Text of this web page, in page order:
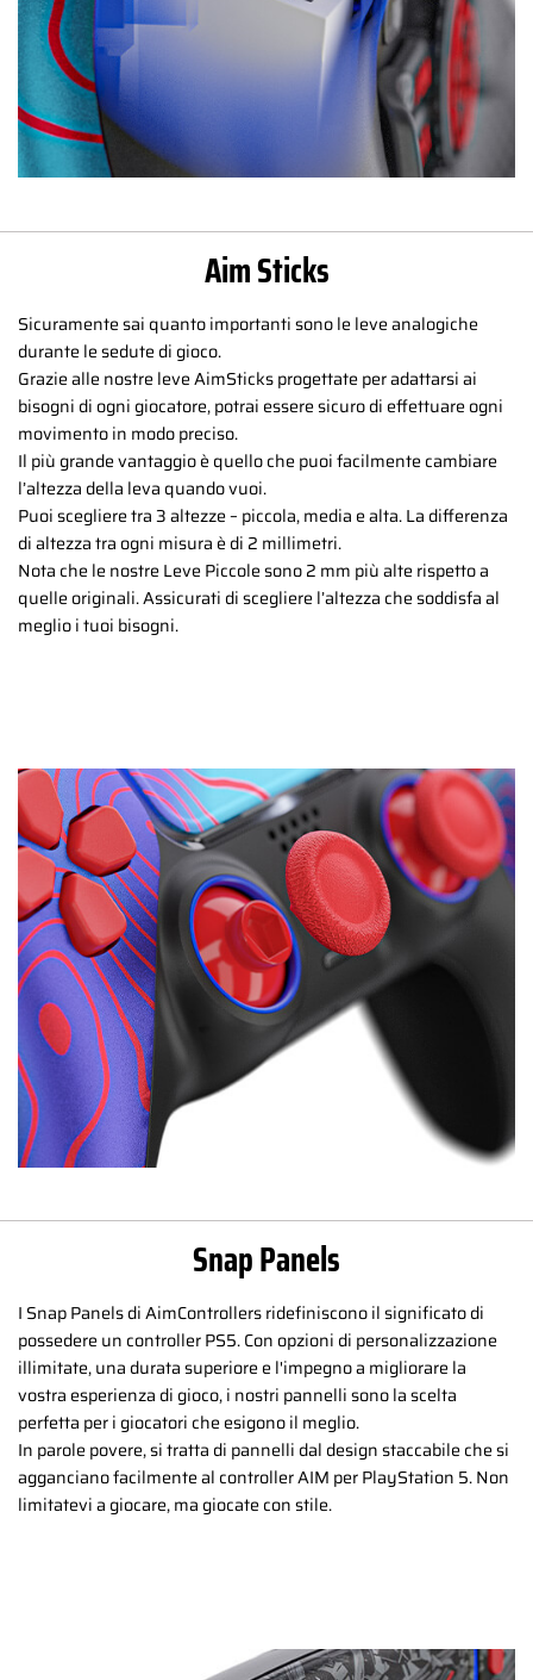
Aim Sticks
Sicuramente sai quanto importanti sono le leve analogiche
durante le sedute di gioco.
Grazie alle nostre leve AimSticks progettate per adattarsi ai
bisogni di ogni giocatore, potrai essere sicuro di effettuare ogni
movimento in modo preciso.
Il più grande vantaggio è quello che puoi facilmente cambiare
l’altezza della leva quando vuoi.
Puoi scegliere tra 3 altezze – piccola, media e alta. La differenza
di altezza tra ogni misura è di 2 millimetri.
Nota che le nostre Leve Piccole sono 2 mm più alte rispetto a
quelle originali. Assicurati di scegliere l’altezza che soddisfa al
meglio i tuoi bisogni.
Snap Panels
I Snap Panels di AimControllers ridefiniscono il significato di
possedere un controller PS5. Con opzioni di personalizzazione
illimitate, una durata superiore e l'impegno a migliorare la
vostra esperienza di gioco, i nostri pannelli sono la scelta
perfetta per i giocatori che esigono il meglio.
In parole povere, si tratta di pannelli dal design staccabile che si
agganciano facilmente al controller AIM per PlayStation 5. Non
limitatevi a giocare, ma giocate con stile.